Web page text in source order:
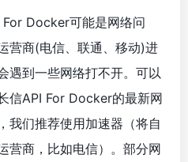
Docker可能是网络问
营商(电信、联通、移动)进
遇到一些网络打不开。可以
信API For Docker的最新网
我们推荐使用加速器（将自
营商，比如电信）。部分网